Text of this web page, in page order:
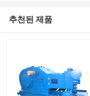
추천된 제품